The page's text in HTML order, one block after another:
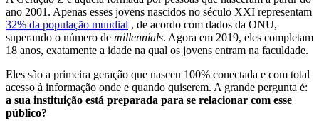
ano 2001. Apenas esses jovens nascidos no século XXI representam
32% da população mundial , de acordo com dados da ONU,
superando o número de millennials. Agora em 2019, eles completam
18 anos, exatamente a idade na qual os jovens entram na faculdade.
Eles são a primeira geração que nasceu 100% conectada e com total
acesso à informação onde e quando quiserem. A grande pergunta é:
a sua instituição está preparada para se relacionar com esse
público?